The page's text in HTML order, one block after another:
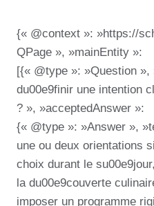
{« @context »: »https://
QPage », »mainEntity »:
[{« @type »: »Question »,
du00e9finir une intention
? », »acceptedAnswer »:
{« @type »: »Answer »,
une ou deux orientations
choix durant le
la du00e9couverte
imposer un programme